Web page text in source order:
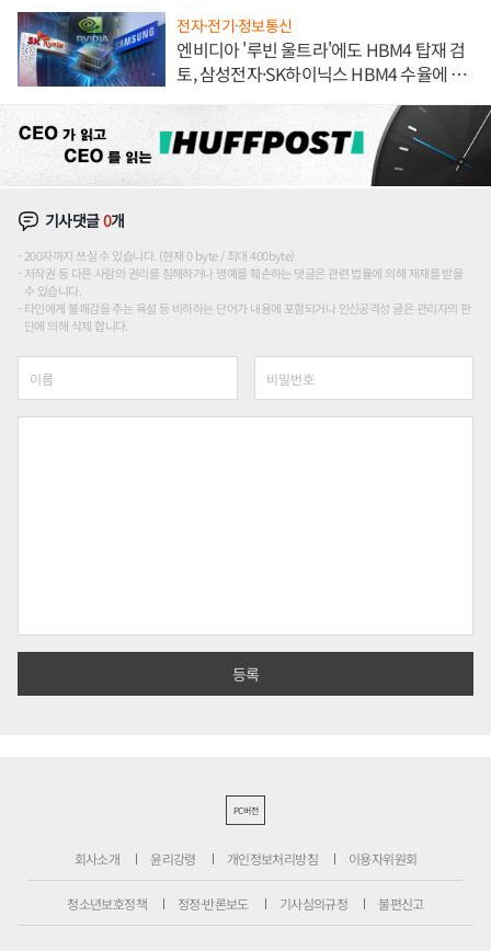
전자·전기·정보통신
엔비디아 '루빈 울트라'에도 HBM4 탑재 검
토, 삼성전자·SK하이닉스 HBM4 수율에 주
기사댓글0개
200자까지 쓰실 수 있습니다. (현재 0 byte / 최대 400byte)
저작권 등 다른 사람의 권리를 침해하거나 명예를 훼손하는 댓글은 관련 법률에 의해 제재를 받을
수 있습니다.
타인에게 불쾌감을 주는 욕설 등 비하하는 단어가 내용에 포함되거나 인신공격성 글은 관리자의 판
단에 의해 삭제 합니다.
PC버전
회사소개 윤리강령 개인정보처리방침 이용자위원회
청소년보호정책 정정·반론보도 기사심의규정 불편신고